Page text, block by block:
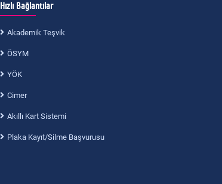
Hızlı Bağlantılar
Akademik Teşvik
ÖSYM
YÖK
Cimer
Akıllı Kart Sistemi
Plaka Kayıt/Silme Başvurusu